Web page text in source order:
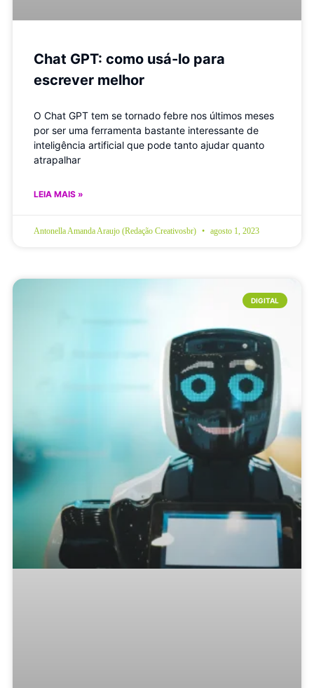
Chat GPT: como usá-lo para
escrever melhor
O Chat GPT tem se tornado febre nos últimos meses
por ser uma ferramenta bastante interessante de
inteligência artificial que pode tanto ajudar quanto
atrapalhar
LEIA MAIS »
Antonella Amanda Araujo (Redação Creativosbr) agosto 1, 2023
DIGITAL